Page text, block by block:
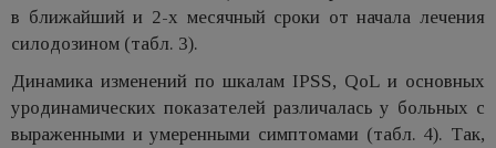
в ближайший и 2-х месячный сроки от начала лечения
силодозином (табл. 3).
Динамика изменений по шкалам IPSS, QоL и основных
уродинамических показателей различалась у больных с
выраженными и умеренными симптомами (табл. 4). Так,